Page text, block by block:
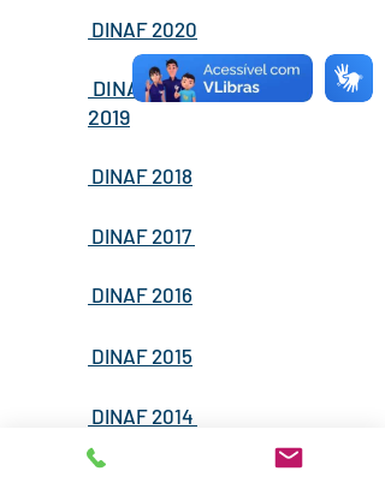
DINAF 2020
DINAF
2019
DINAF 2018
DINAF 2017
DINAF 2016
DINAF 2015
DINAF 2014
DINAF 2013